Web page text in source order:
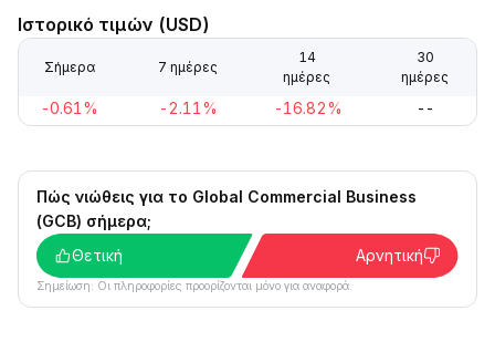
Ιστορικό τιμών (USD)
Σήμερα 7 ημέρες
14
ημέρες
30
ημέρες
-0.61% -2.11% -16.82% --
Πώς νιώθεις για το Global Commercial Business
(GCB) σήμερα;
Θετική
Αρνητική
Σημείωση: Οι πληροφορίες προορίζονται μόνο για αναφορά.